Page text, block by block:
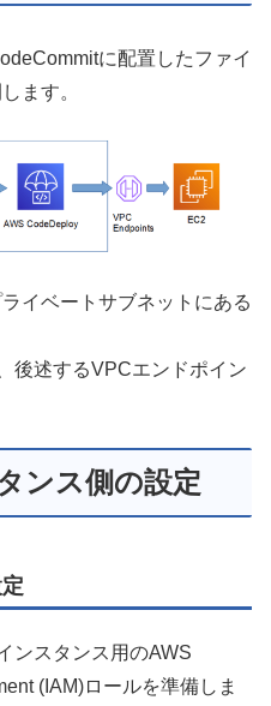
に配置したファイ
ます。
イベートサブネットにある
後述するVPCエンドポイン
ンス側の設定
ンスタンス用のAWS
(IAM)ロールを準備しま